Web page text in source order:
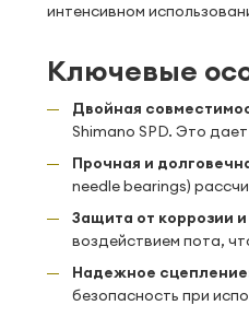
интенсивном
Ключевые
Двойная
Shimano SPD. Это
Прочная и
needle bearings)
Защита от коррозии
воздействием пота,
Надежное
безопасность при